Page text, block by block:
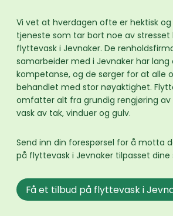
Vi vet at hverdagen ofte er hektisk
tjeneste som tar bort noe av
flyttevask i Jevnaker. De
samarbeider med i Jevnaker har
kompetanse, og de sørger for at alle
behandlet med stor nøyaktighet.
omfatter alt fra grundig rengjøring av
vask av tak, vinduer og gulv.
Send inn din forespørsel for å motta
på flyttevask i Jevnaker tilpasset dine
Få et tilbud på flyttevask i